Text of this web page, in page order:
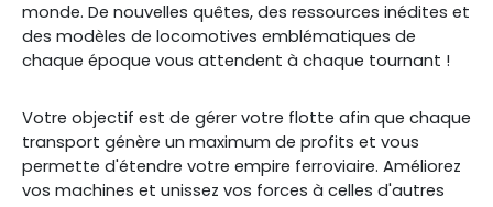
monde. De nouvelles quêtes, des ressources inédites et
des modèles de locomotives emblématiques de
chaque époque vous attendent à chaque tournant !
Votre objectif est de gérer votre flotte afin que chaque
transport génère un maximum de profits et vous
permette d'étendre votre empire ferroviaire. Améliorez
vos machines et unissez vos forces à celles d'autres